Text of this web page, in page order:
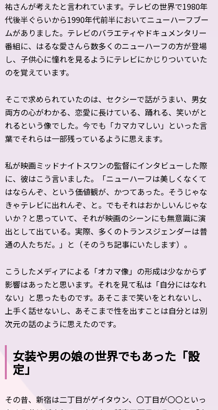
祐さんが考えたと言われています。テレビの世界で1980年
代後半ぐらいから1990年代前半においてニューハーフブー
ムがありました。テレビのバラエティやドキュメンタリー
番組に、はるな愛さんら数多くのニューハーフの方が登場
し、子供心に憧れを見るようにテレビにかじりついていた
のを覚えています。
そこで求められていたのは、セクシーで話がうまい、男女
両方の心がわかる、恋愛に長けている、踊れる、笑いがと
れるという像でした。今でも「カマカマしい」といった言
葉でそれらは一部残っているように思えます。
私が映画ミッドナイトスワンの監督にインタビューした際
に、彼はこう言いました。「ニューハーフは美しくなくて
はならんぞ、という価値観が、かつてあった。そうじゃな
きゃテレビに出れんぞ、と。でもそれはおかしいんじゃな
いか？と思っていて、それが映画のシーンにも無意識に演
出として出ている。実際、多くのトランスジェンダーは普
通の人たちだ。」と（そのうち記事にいたします）。
こうしたメディアによる「オカマ像」の形成は少なからず
影響はあったと思います。それを見て私は「自分にはなれ
ない」と思ったものです。あそこまで笑いをとれないし、
上手く話せないし、あそこまで性を出すことは自分とは別
次元の話のように思えたのです。
女装や男の娘の世界でもあった「設
定」
その昔、新宿は二丁目がゲイタウン、〇丁目が〇〇といっ